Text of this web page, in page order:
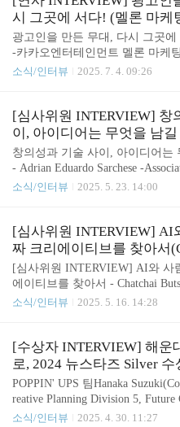
창의적인 시도를 만나볼 수 있었
심사를 거쳐 최고 영예상인 올해
rix of the Year)를 비롯해 그랑프
즈, 크리스탈이 시상되었으며, 특
는 제품 서비스(Product &
1편..
시 그곳에 서다! (멜론 마케
장)
광고인을 만든 무대, 다시 그곳
-카카오엔터테인먼트 멜론 마케
커뮤니케이션을 이끄는 마케터이
무대를 넘어, 광고를 더 깊이 이
관객들과도 소통하고자 마련된부
제의 ‘크리에이티브 팝업’에 연
을 계기로 진행되었습니다.광고
서, 그리고 선배 광고인으로서 이
자이너와 마케터, 창작자와 작가
자신만의 길을 걸어왔는데요. 광
억 뷰를 기록한 캠페인..
소식/인터뷰 2025. 7. 4. 09:26
[심사위원 INTERVIEW] 창
이, 아이디어는 무엇을 남
Eduardo Sarchese,
or of Ogilvy Mexico)
창의성과 기술 사이, 아이디어는
- Adrian Eduardo Sarchese -
Ogilvy Mexico Ogilvy Mexico의
심사위원으로 합류합니다! Adrian
는 라틴 아메리카 전역을 무대로
글로벌 브랜드 캠페인을 성공적
에이티브 리더입니다. Leo
(현 VMLY&R) 등 세계적인 에이
은 그는, 지난 3년간 Ogilvy
소식/인터뷰 2025. 5. 23. 14:00
[심사위원 INTERVIEW] AI
짜 크리에이티브를 찾아서
akorn, ECD of VML
[심사위원 INTERVIEW] AI와 사
에이티브를 찾아서 - Chatchai
Creative DirectorVML Thailand
의 본선 심사위원으로 합류합니다
orn는 현지 로컬 브랜드부터 글로
한 프로젝트를 이끌며, 기술과
에이티브 경험을 쌓아왔는데요.
lth Promotion Foundation, Oishi
표하는 로컬 브랜드부터 Volvo, E..
소식/인터뷰 2025. 5. 16. 14:28
[수상자 INTERVIEW] 해운
로, 2024 뉴스타즈 Silver 수
PS팀!
POPPIN' UPS 팀Hanaka
reative Planning Division 5, Future
5 of Dentsu)Chisato Omote(Art
소식/인터뷰 2025. 4. 30. 11:27